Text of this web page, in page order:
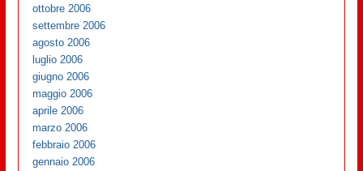
ottobre 2006
settembre 2006
agosto 2006
luglio 2006
giugno 2006
maggio 2006
aprile 2006
marzo 2006
febbraio 2006
gennaio 2006